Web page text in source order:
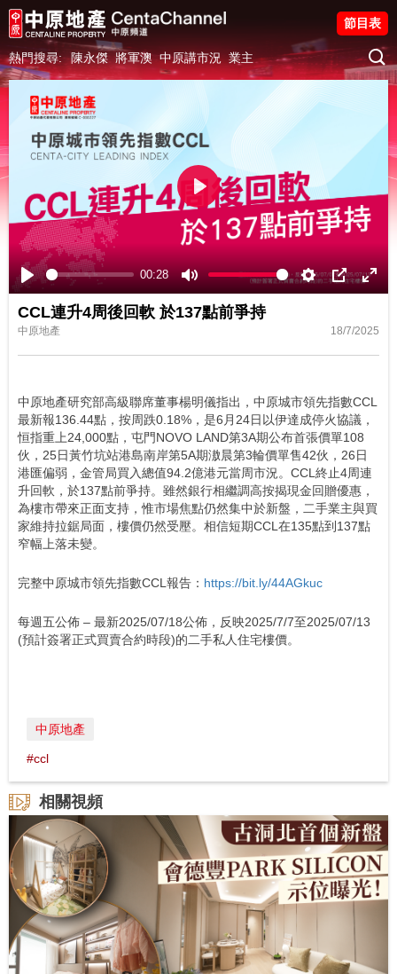
熱門搜尋: 陳永傑 將軍澳 中原講市況 業主
節目表
Play
00:28
Mute Settings
PIP
Play
CCL連升4周後回軟 於137點前爭持
中原地產 18/7/2025
中原地產研究部高級聯席董事楊明儀指出，中原城市領先指數CCL
最新報136.44點，按周跌0.18%，是6月24日以伊達成停火協議，
恒指重上24,000點，屯門NOVO LAND第3A期公布首張價單108
伙，25日黃竹坑站港島南岸第5A期滶晨第3輪價單售42伙，26日
港匯偏弱，金管局買入總值94.2億港元當周市況。CCL終止4周連
升回軟，於137點前爭持。雖然銀行相繼調高按揭現金回贈優惠，
為樓市帶來正面支持，惟市場焦點仍然集中於新盤，二手業主與買
家維持拉鋸局面，樓價仍然受壓。相信短期CCL在135點到137點
窄幅上落未變。
完整中原城市領先指數CCL報告： https://bit.ly/44AGkuc
每週五公佈 – 最新2025/07/18公佈，反映2025/7/7至2025/07/13
(預計簽署正式買賣合約時段)的二手私人住宅樓價。
中原地產
#ccl
相關視頻